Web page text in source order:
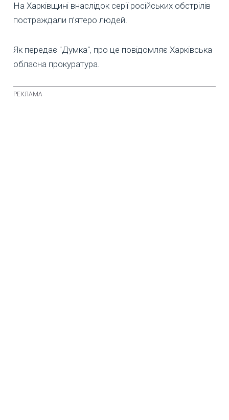
На Харківщині внаслідок серії російських обстрілів
постраждали п’ятеро людей.
Як передає "Думка", про це повідомляє Харківська
обласна прокуратура.